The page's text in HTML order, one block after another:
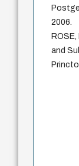
2006.
and